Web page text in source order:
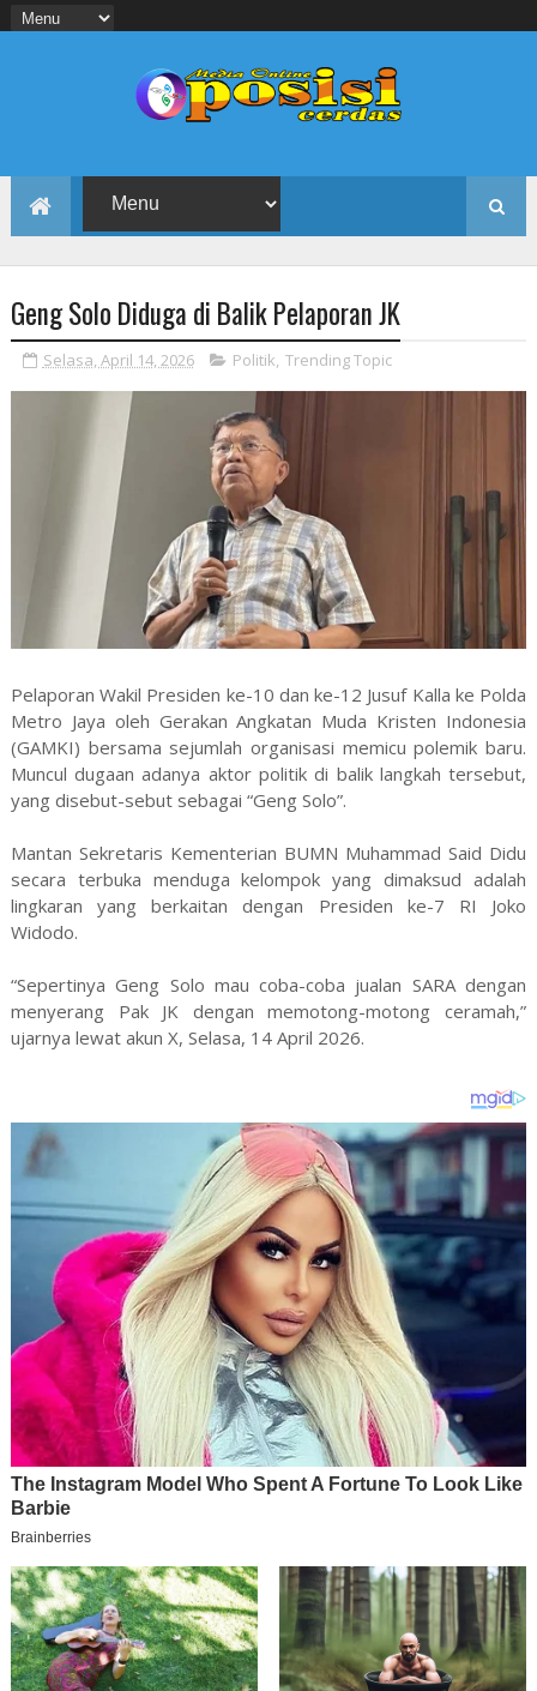
Geng Solo Diduga di Balik Pelaporan JK
Selasa, April 14, 2026 Politik, Trending Topic
Pelaporan Wakil Presiden ke-10 dan ke-12 Jusuf Kalla ke Polda
Metro Jaya oleh Gerakan Angkatan Muda Kristen Indonesia
(GAMKI) bersama sejumlah organisasi memicu polemik baru.
Muncul dugaan adanya aktor politik di balik langkah tersebut,
yang disebut-sebut sebagai “Geng Solo”.
Mantan Sekretaris Kementerian BUMN Muhammad Said Didu
secara terbuka menduga kelompok yang dimaksud adalah
lingkaran yang berkaitan dengan Presiden ke-7 RI Joko
Widodo.
“Sepertinya Geng Solo mau coba-coba jualan SARA dengan
menyerang Pak JK dengan memotong-motong ceramah,”
ujarnya lewat akun X, Selasa, 14 April 2026.